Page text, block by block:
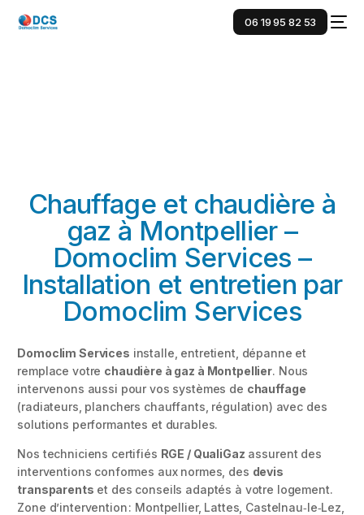
06 19 95 82 53
Chauffage et chaudière à
gaz à Montpellier –
Domoclim Services –
Installation et entretien par
Domoclim Services
Domoclim Services installe, entretient, dépanne et
remplace votre chaudière à gaz à Montpellier. Nous
intervenons aussi pour vos systèmes de chauffage
(radiateurs, planchers chauffants, régulation) avec des
solutions performantes et durables.
Nos techniciens certifiés RGE / QualiGaz assurent des
interventions conformes aux normes, des devis
transparents et des conseils adaptés à votre logement.
Zone d’intervention : Montpellier, Lattes, Castelnau‑le‑Lez,